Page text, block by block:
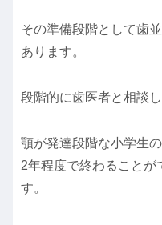
その準備段階として歯
あります。
段階的に歯医者と相談
顎が発達段階な小学生
2年程度で終わることが
す。